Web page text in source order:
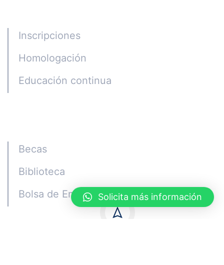
Inscripciones
Homologación
Educación continua
Becas
Biblioteca
Bolsa de Empleo
Solicita más información